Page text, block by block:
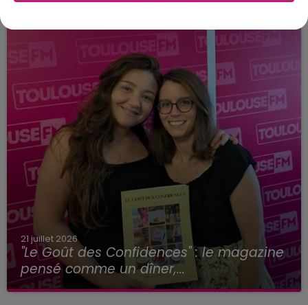
21 juillet 2026
"Le Goût des Confidences" : le magazine
pensé comme un dîner,...